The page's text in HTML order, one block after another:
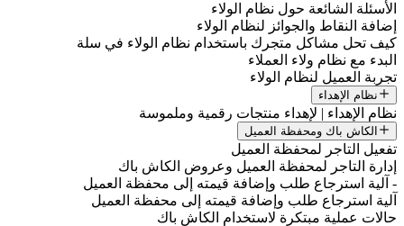
الأسئلة الشائعة حول نظام الولاء
إضافة النقاط والجوائز لنظام الولاء
كيف تحل مشاكل متجرك باستخدام نظام الولاء في سلة
البدء مع نظام ولاء العملاء
تجربة العميل لنظام الولاء
نظام الإهداء
نظام الإهداء | لإهداء منتجات رقمية وملموسة
الكاش باك ومحفظة العميل
تفعيل التاجر لمحفظة العميل
إدارة التاجر لمحفظة العميل وعروض الكاش باك
- آلية استرجاع طلب وإضافة قيمته إلى محفظة العميل
آلية استرجاع طلب وإضافة قيمته إلى محفظة العميل
حالات عملية مبتكرة لاستخدام الكاش باك